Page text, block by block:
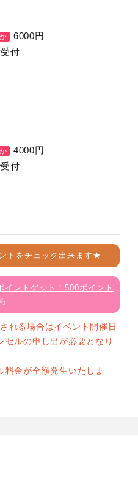
6000円
付
4000円
付
トをチェック出来ます★
イントゲット！500ポイント
れる場合はイベント開催日
セルの申し出が必要となり
料金が全額発生いたしま